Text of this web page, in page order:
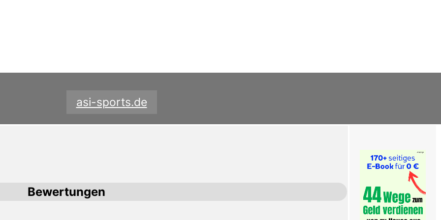
asi-sports.de
Bewertungen